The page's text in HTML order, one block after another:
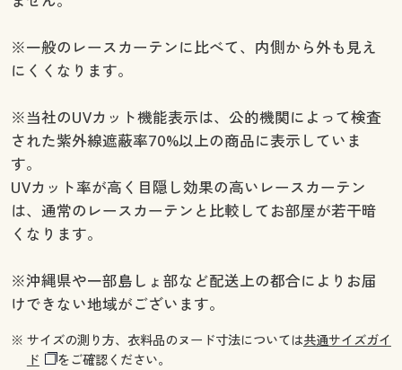
※一般のレースカーテンに比べて、内側から外も見え
にくくなります。
※当社のUVカット機能表示は、公的機関によって検査
された紫外線遮蔽率70%以上の商品に表示していま
す。
UVカット率が高く目隠し効果の高いレースカーテン
は、通常のレースカーテンと比較してお部屋が若干暗
くなります。
※沖縄県や一部島しょ部など配送上の都合によりお届
けできない地域がございます。
※ サイズの測り方、衣料品のヌード寸法については共通サイズガイ
ド
をご確認ください。